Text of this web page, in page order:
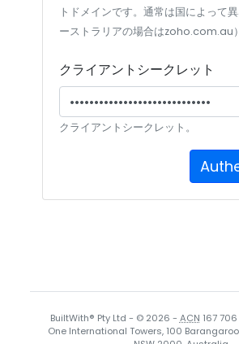
トドメインです。通常は国によって
ーストラリアの場合はzoho.com.au
クライアントシークレット
クライアントシークレット。
BuiltWith® Pty Ltd - © 2026 - ACN 167
One International Towers, 100